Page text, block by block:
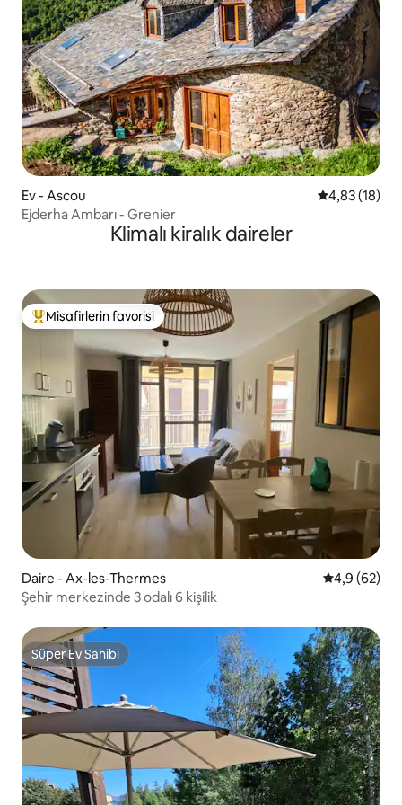
Ev - Ascou 5 üzerinden
4,83 (18)
Ejderha Ambarı - Grenier
Klimalı kiralık daireler
Misafirlerin favorilerinden en beğenilenler arasında
Misafirlerin favorisi
Daire - Ax-les-Thermes 5 üzerinden
4,9 (62)
Şehir merkezinde 3 odalı 6 kişilik
Süper Ev Sahibi
Süper Ev Sahibi